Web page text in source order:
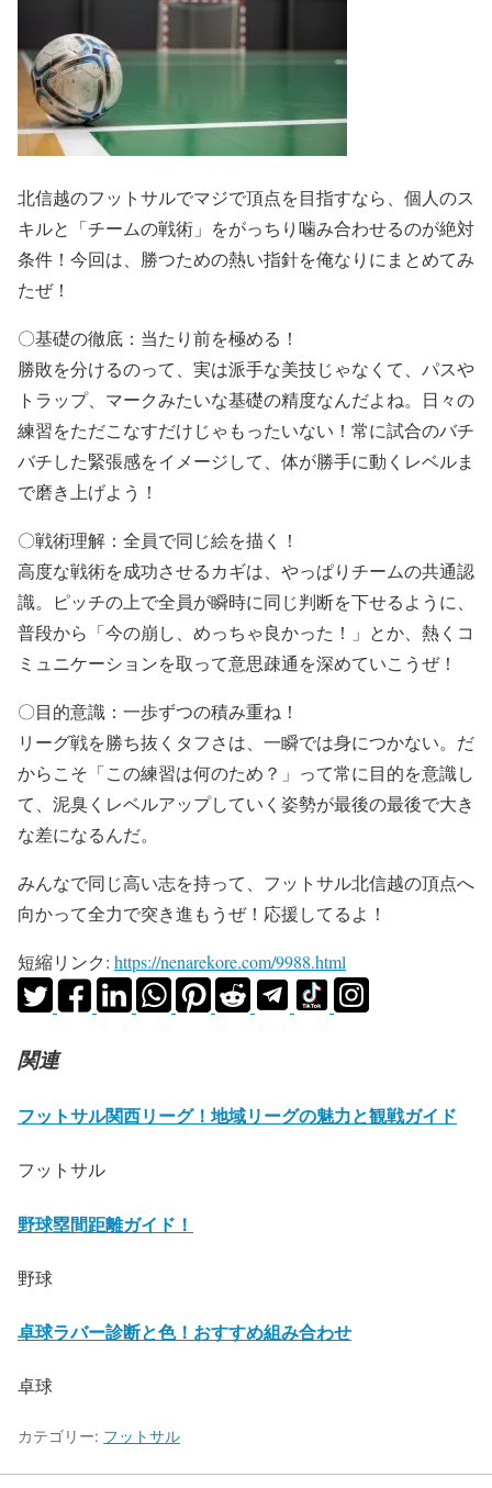
北信越のフットサルでマジで頂点を目指すなら、個人のス
キルと「チームの戦術」をがっちり噛み合わせるのが絶対
条件！今回は、勝つための熱い指針を俺なりにまとめてみ
たぜ！
〇基礎の徹底：当たり前を極める！
勝敗を分けるのって、実は派手な美技じゃなくて、パスや
トラップ、マークみたいな基礎の精度なんだよね。日々の
練習をただこなすだけじゃもったいない！常に試合のバチ
バチした緊張感をイメージして、体が勝手に動くレベルま
で磨き上げよう！
〇戦術理解：全員で同じ絵を描く！
高度な戦術を成功させるカギは、やっぱりチームの共通認
識。ピッチの上で全員が瞬時に同じ判断を下せるように、
普段から「今の崩し、めっちゃ良かった！」とか、熱くコ
ミュニケーションを取って意思疎通を深めていこうぜ！
〇目的意識：一歩ずつの積み重ね！
リーグ戦を勝ち抜くタフさは、一瞬では身につかない。だ
からこそ「この練習は何のため？」って常に目的を意識し
て、泥臭くレベルアップしていく姿勢が最後の最後で大き
な差になるんだ。
みんなで同じ高い志を持って、フットサル北信越の頂点へ
向かって全力で突き進もうぜ！応援してるよ！
短縮リンク: https://nenarekore.com/9988.html
関連
フットサル関西リーグ！地域リーグの魅力と観戦ガイド
フットサル
野球塁間距離ガイド！
野球
卓球ラバー診断と色！おすすめ組み合わせ
卓球
カテゴリー: フットサル